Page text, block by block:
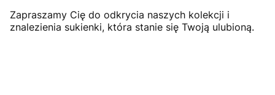
Zapraszamy Cię do odkrycia naszych kolekcji i
znalezienia sukienki, która stanie się Twoją ulubioną.